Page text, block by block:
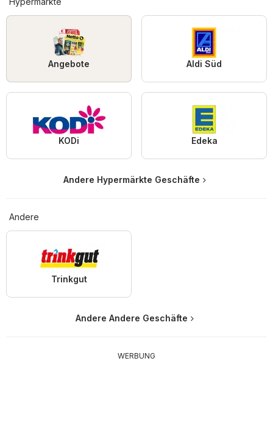
Angebote Aldi Süd
KODi Edeka
Andere Hypermärkte Geschäfte
Andere
Trinkgut
Andere Andere Geschäfte
WERBUNG